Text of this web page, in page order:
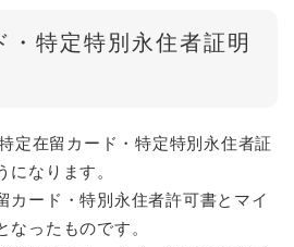
・特定特別永住者証明
定在留カード・特定特別永住者証
になります。
カード・特別永住者許可書とマイ
ったものです。